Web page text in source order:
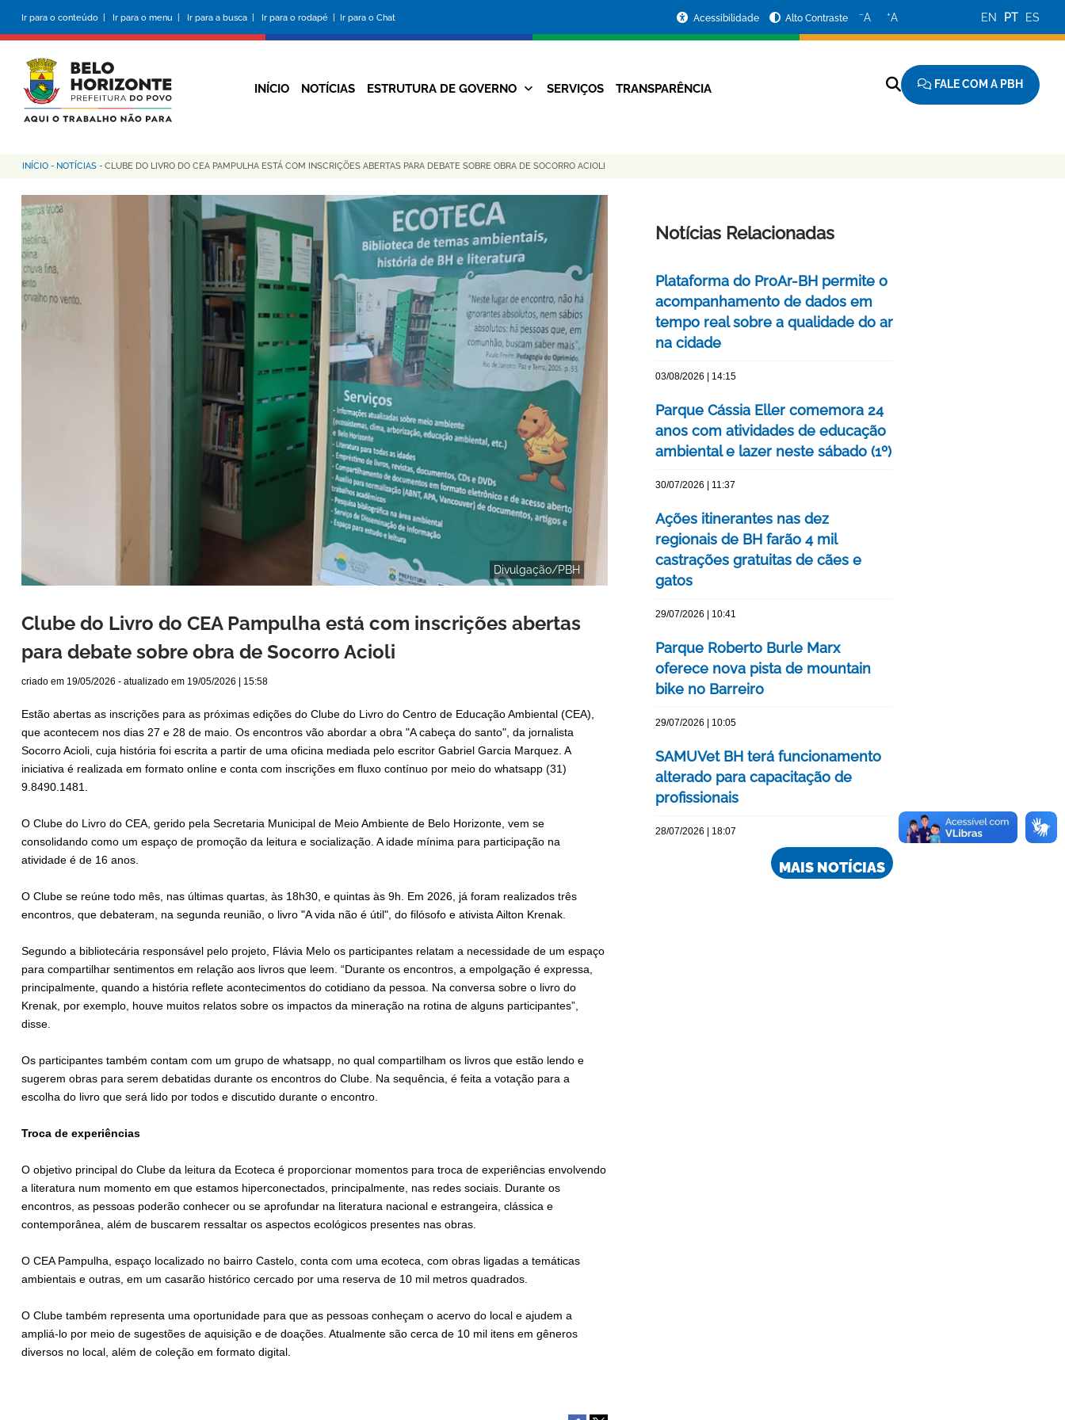
conteúdo
principal
Ir para o conteúdo | Ir para o menu | Ir para a busca | Ir para o rodapé | Ir para o Chat
da
Prefeitura
Acessibilidade Alto Contraste −A +A EN PT ES
Navegação
INÍCIO NOTÍCIAS ESTRUTURA DE GOVERNO SERVIÇOS TRANSPARÊNCIA FALE COM A PBH
Trilha
de
navegação
INÍCIO - NOTÍCIAS - CLUBE DO LIVRO DO CEA PAMPULHA ESTÁ COM INSCRIÇÕES ABERTAS PARA DEBATE SOBRE OBRA DE SOCORRO ACIOLI
Divulgação/PBH
Clube do Livro do CEA Pampulha está com inscrições abertas
para debate sobre obra de Socorro Acioli
criado em 19/05/2026 - atualizado em 19/05/2026 | 15:58
Estão abertas as inscrições para as próximas edições do Clube do Livro do Centro de Educação Ambiental (CEA),
que acontecem nos dias 27 e 28 de maio. Os encontros vão abordar a obra "A cabeça do santo", da jornalista
Socorro Acioli, cuja história foi escrita a partir de uma oficina mediada pelo escritor Gabriel Garcia Marquez. A
iniciativa é realizada em formato online e conta com inscrições em fluxo contínuo por meio do whatsapp (31)
9.8490.1481.
O Clube do Livro do CEA, gerido pela Secretaria Municipal de Meio Ambiente de Belo Horizonte, vem se
consolidando como um espaço de promoção da leitura e socialização. A idade mínima para participação na
atividade é de 16 anos.
O Clube se reúne todo mês, nas últimas quartas, às 18h30, e quintas às 9h. Em 2026, já foram realizados três
encontros, que debateram, na segunda reunião, o livro "A vida não é útil", do filósofo e ativista Ailton Krenak.
Segundo a bibliotecária responsável pelo projeto, Flávia Melo os participantes relatam a necessidade de um espaço
para compartilhar sentimentos em relação aos livros que leem. “Durante os encontros, a empolgação é expressa,
principalmente, quando a história reflete acontecimentos do cotidiano da pessoa. Na conversa sobre o livro do
Krenak, por exemplo, houve muitos relatos sobre os impactos da mineração na rotina de alguns participantes”,
disse.
Os participantes também contam com um grupo de whatsapp, no qual compartilham os livros que estão lendo e
sugerem obras para serem debatidas durante os encontros do Clube. Na sequência, é feita a votação para a
escolha do livro que será lido por todos e discutido durante o encontro.
Troca de experiências
O objetivo principal do Clube da leitura da Ecoteca é proporcionar momentos para troca de experiências envolvendo
a literatura num momento em que estamos hiperconectados, principalmente, nas redes sociais. Durante os
encontros, as pessoas poderão conhecer ou se aprofundar na literatura nacional e estrangeira, clássica e
contemporânea, além de buscarem ressaltar os aspectos ecológicos presentes nas obras.
O CEA Pampulha, espaço localizado no bairro Castelo, conta com uma ecoteca, com obras ligadas a temáticas
ambientais e outras, em um casarão histórico cercado por uma reserva de 10 mil metros quadrados.
O Clube também representa uma oportunidade para que as pessoas conheçam o acervo do local e ajudem a
ampliá-lo por meio de sugestões de aquisição e de doações. Atualmente são cerca de 10 mil itens em gêneros
diversos no local, além de coleção em formato digital.
Notícias Relacionadas
Plataforma do ProAr-BH permite o
acompanhamento de dados em
tempo real sobre a qualidade do ar
na cidade
03/08/2026 | 14:15
Parque Cássia Eller comemora 24
anos com atividades de educação
ambiental e lazer neste sábado (1º)
30/07/2026 | 11:37
Ações itinerantes nas dez
regionais de BH farão 4 mil
castrações gratuitas de cães e
gatos
29/07/2026 | 10:41
Parque Roberto Burle Marx
oferece nova pista de mountain
bike no Barreiro
29/07/2026 | 10:05
SAMUVet BH terá funcionamento
alterado para capacitação de
profissionais
28/07/2026 | 18:07
MAIS NOTÍCIAS